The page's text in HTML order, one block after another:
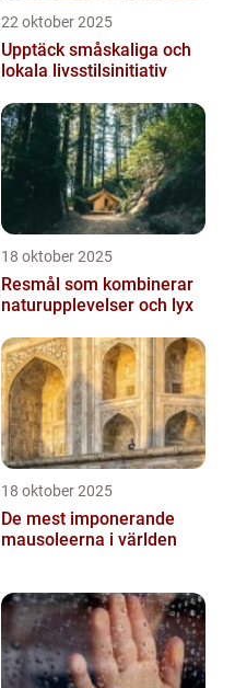
22 oktober 2025
Upptäck småskaliga och
lokala livsstilsinitiativ
18 oktober 2025
Resmål som kombinerar
naturupplevelser och lyx
18 oktober 2025
De mest imponerande
mausoleerna i världen